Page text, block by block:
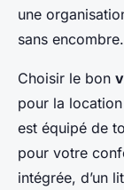
une
sans encombre.
Choisir le bon
pour la location
est équipé de
pour votre
intégrée, d’un